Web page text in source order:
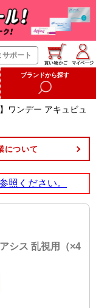
サポート
ブランドから探す
】ワンデー アキュビュ
について
照ください。
シス 乱視用（×4